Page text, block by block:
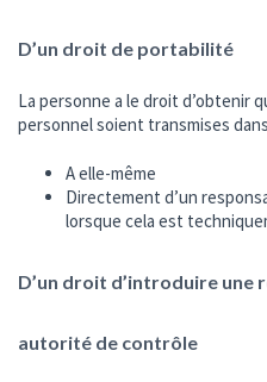
D’un droit de portabilité
La personne a le droit d’obtenir
personnel soient transmises
A elle-même
Directement d’un
lorsque cela est
D’un droit d’introduire une
autorité de contrôle